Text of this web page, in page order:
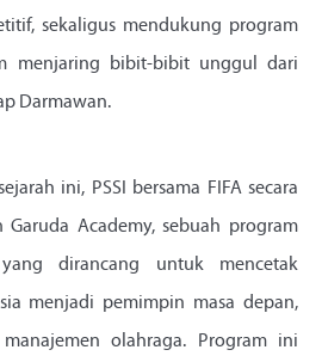
sekaligus mendukung program
menjaring bibit-bibit unggul dari
Darmawan.
ini, PSSI bersama FIFA secara
Garuda Academy, sebuah program
dirancang untuk mencetak
menjadi pemimpin masa depan,
olahraga. Program ini